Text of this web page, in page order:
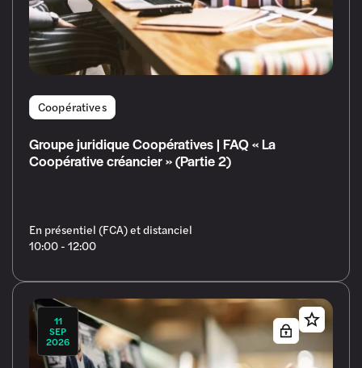
Coopératives
Groupe juridique Coopératives | FAQ « La
Coopérative créancier » (Partie 2)
En présentiel (FCA) et distanciel
10:00 - 12:00
11
SEP
2026